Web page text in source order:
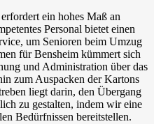
ein hohes Maß an
Personal bietet einen
um Senioren beim Umzug
für Bensheim kümmert sich
und Administration über das
zum Auspacken der Kartons
liegt darin, den Übergang
zu gestalten, indem wir eine
Bedürfnissen bereitstellen.